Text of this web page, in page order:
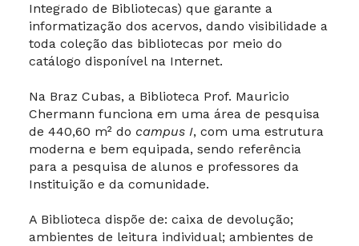
Integrado de Bibliotecas) que garante a
informatização dos acervos, dando visibilidade a
toda coleção das bibliotecas por meio do
catálogo disponível na Internet.
Na Braz Cubas, a Biblioteca Prof. Mauricio
Chermann funciona em uma área de pesquisa
de 440,60 m² do campus I, com uma estrutura
moderna e bem equipada, sendo referência
para a pesquisa de alunos e professores da
Instituição e da comunidade.
A Biblioteca dispõe de: caixa de devolução;
ambientes de leitura individual; ambientes de